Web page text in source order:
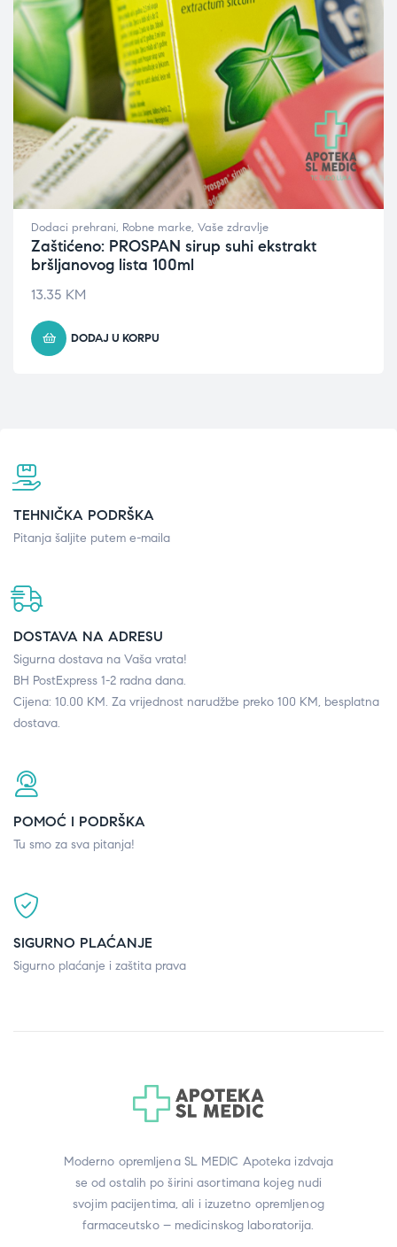
Dodaci prehrani, Robne marke, Vaše zdravlje
Zaštićeno: PROSPAN sirup suhi ekstrakt
bršljanovog lista 100ml
13.35 KM
DODAJ U KORPU
TEHNIČKA PODRŠKA
Pitanja šaljite putem e-maila
DOSTAVA NA ADRESU
Sigurna dostava na Vaša vrata!
BH PostExpress 1-2 radna dana.
Cijena: 10.00 KM. Za vrijednost narudžbe preko 100 KM, besplatna
dostava.
POMOĆ I PODRŠKA
Tu smo za sva pitanja!
SIGURNO PLAĆANJE
Sigurno plaćanje i zaštita prava
Moderno opremljena SL MEDIC Apoteka izdvaja
se od ostalih po širini asortimana kojeg nudi
svojim pacijentima, ali i izuzetno opremljenog
farmaceutsko – medicinskog laboratorija.